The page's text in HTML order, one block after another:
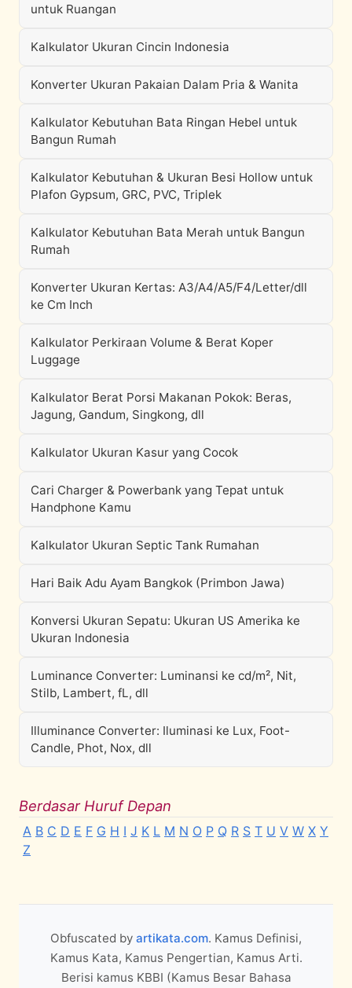
untuk Ruangan
Kalkulator Ukuran Cincin Indonesia
Konverter Ukuran Pakaian Dalam Pria & Wanita
Kalkulator Kebutuhan Bata Ringan Hebel untuk
Bangun Rumah
Kalkulator Kebutuhan & Ukuran Besi Hollow untuk
Plafon Gypsum, GRC, PVC, Triplek
Kalkulator Kebutuhan Bata Merah untuk Bangun
Rumah
Konverter Ukuran Kertas: A3/A4/A5/F4/Letter/dll
ke Cm Inch
Kalkulator Perkiraan Volume & Berat Koper
Luggage
Kalkulator Berat Porsi Makanan Pokok: Beras,
Jagung, Gandum, Singkong, dll
Kalkulator Ukuran Kasur yang Cocok
Cari Charger & Powerbank yang Tepat untuk
Handphone Kamu
Kalkulator Ukuran Septic Tank Rumahan
Hari Baik Adu Ayam Bangkok (Primbon Jawa)
Konversi Ukuran Sepatu: Ukuran US Amerika ke
Ukuran Indonesia
Luminance Converter: Luminansi ke cd/m², Nit,
Stilb, Lambert, fL, dll
Illuminance Converter: Iluminasi ke Lux, Foot-
Candle, Phot, Nox, dll
Berdasar Huruf Depan
A B C D E F G H I J K L M N O P Q R S T U V W X Y
Z
Obfuscated by artikata.com. Kamus Definisi,
Kamus Kata, Kamus Pengertian, Kamus Arti.
Berisi kamus KBBI (Kamus Besar Bahasa